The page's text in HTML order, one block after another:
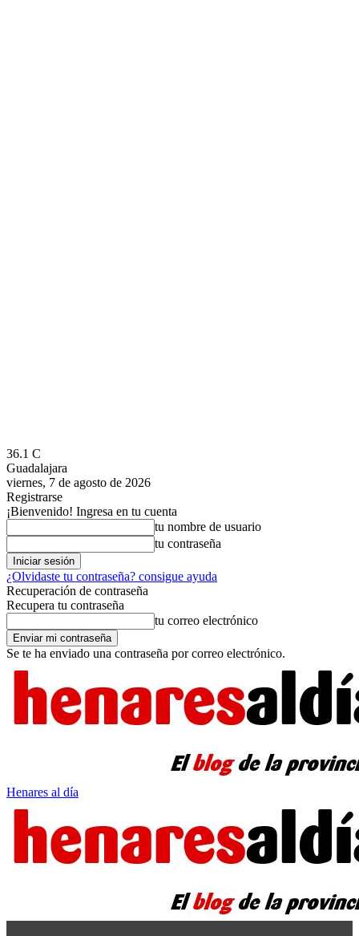
36.1 C
Guadalajara
viernes, 7 de agosto de 2026
Registrarse
¡Bienvenido! Ingresa en tu cuenta
tu nombre de usuario
tu contraseña
¿Olvidaste tu contraseña? consigue ayuda
Recuperación de contraseña
Recupera tu contraseña
tu correo electrónico
Se te ha enviado una contraseña por correo electrónico.
Henares al día